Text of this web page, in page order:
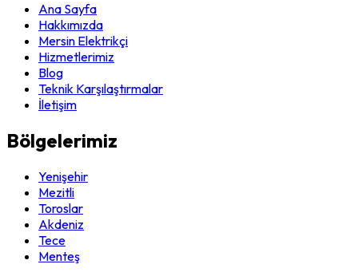
Ana Sayfa
Hakkımızda
Mersin Elektrikçi
Hizmetlerimiz
Blog
Teknik Karşılaştırmalar
İletişim
Bölgelerimiz
Yenişehir
Mezitli
Toroslar
Akdeniz
Tece
Menteş